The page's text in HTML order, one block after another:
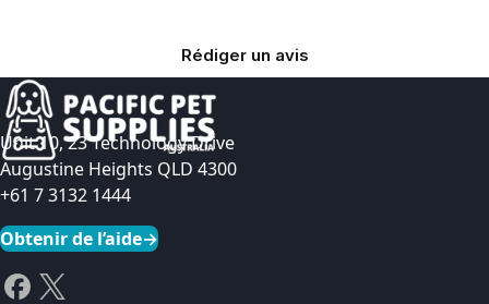
Rédiger un avis
Unit 10, 23 Technology Drive
Augustine Heights QLD 4300
+61 7 3132 1444
Obtenir de l’aide→